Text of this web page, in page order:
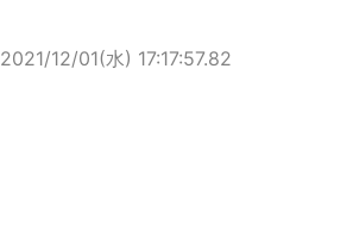
2021/12/01(水) 17:17:57.82